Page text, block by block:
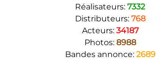
Réalisateurs: 7332
Distributeurs: 768
Acteurs: 34187
Photos: 8988
Bandes annonce: 2689